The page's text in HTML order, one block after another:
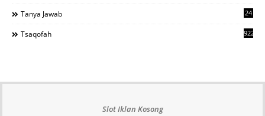
Tanya Jawab 24
Tsaqofah 922
Slot Iklan Kosong